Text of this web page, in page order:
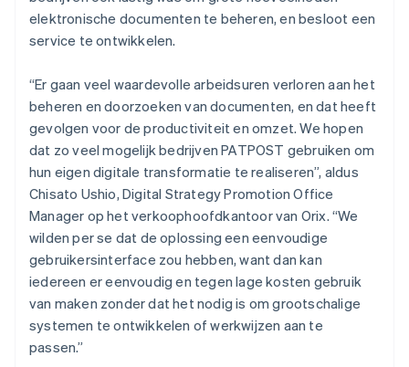
elektronische documenten te beheren, en besloot een
service te ontwikkelen.
“Er gaan veel waardevolle arbeidsuren verloren aan het
beheren en doorzoeken van documenten, en dat heeft
gevolgen voor de productiviteit en omzet. We hopen
dat zo veel mogelijk bedrijven PATPOST gebruiken om
hun eigen digitale transformatie te realiseren”, aldus
Chisato Ushio, Digital Strategy Promotion Office
Manager op het verkoophoofdkantoor van Orix. “We
wilden per se dat de oplossing een eenvoudige
gebruikersinterface zou hebben, want dan kan
iedereen er eenvoudig en tegen lage kosten gebruik
van maken zonder dat het nodig is om grootschalige
systemen te ontwikkelen of werkwijzen aan te
passen.”